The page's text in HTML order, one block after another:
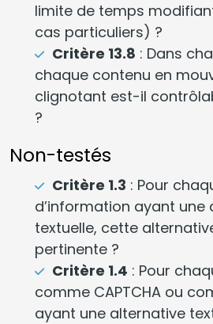
limite de temps
cas particuliers) ?
Critère 13.8 : Dans
chaque contenu en
clignotant est-il
?
Non-testés
Critère 1.3 : Pour
d’information ayant une
textuelle, cette
pertinente ?
Critère 1.4 : Pour
comme CAPTCHA ou
ayant une alternative